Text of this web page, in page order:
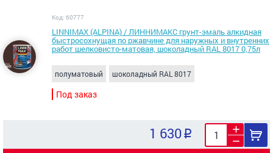
Код: 60777
LINNIMAX (ALPINA) / ЛИННИМАКС грунт-эмаль алкидная
быстросохнущая по ржавчине для наружных и внутренних
работ шелковисто-матовая, шоколадный RAL 8017 0,75л
полуматовый шоколадный RAL 8017
Под заказ
1 630